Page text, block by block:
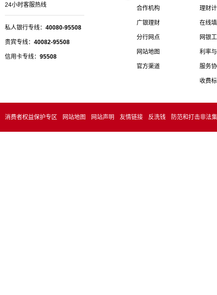
24小时客服热线
私人银行专线： 40080-95508
贵宾专线： 40082-95508
信用卡专线： 95508
合作机构
广银理财
分行网点
网站地图
官方渠道
理财
在线
网银
利率
服务
收费
消费者权益保护专区 网站地图 网站声明 友情链接 反洗钱 防范和打击非法